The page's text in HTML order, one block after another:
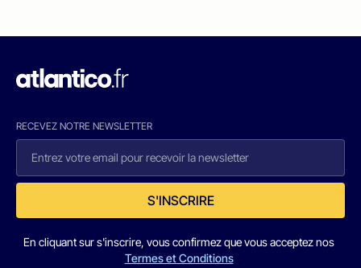
RECEVEZ NOTRE NEWSLETTER
S'INSCRIRE
En cliquant sur s'inscrire, vous confirmez que vous acceptez nos
Termes et Conditions